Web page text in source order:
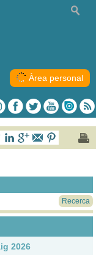
Àrea personal
Recerca
2026